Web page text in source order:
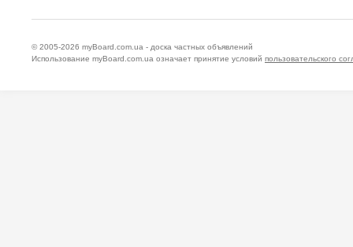
© 2005-2026 myBoard.com.ua - доска частных объявлений
Использование myBoard.com.ua означает принятие условий пользовательского